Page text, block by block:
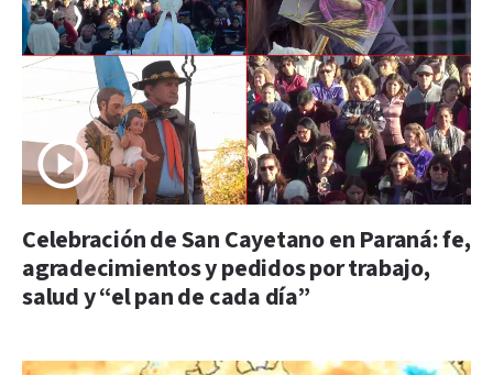
Celebración de San Cayetano en Paraná: fe,
agradecimientos y pedidos por trabajo,
salud y “el pan de cada día”